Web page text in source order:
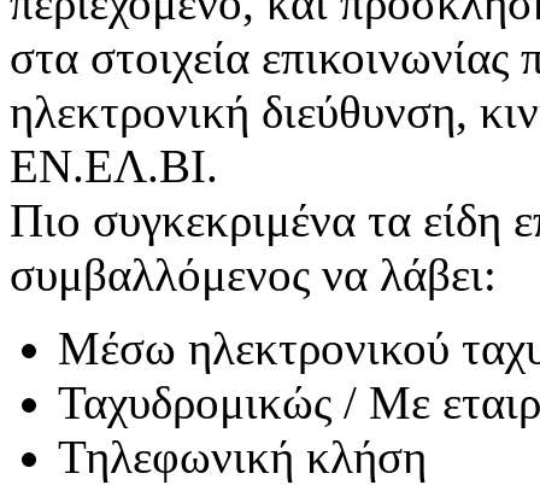
στα στοιχεία
ηλεκτρονική διεύθυνση,
ΕΝ.ΕΛ.ΒΙ.
Πιο συγκεκριμένα τα είδη
συμβαλλόμενος να λάβει:
Μέσω ηλεκτρονικού
Ταχυδρομικώς / Με
Τηλεφωνική κλήση